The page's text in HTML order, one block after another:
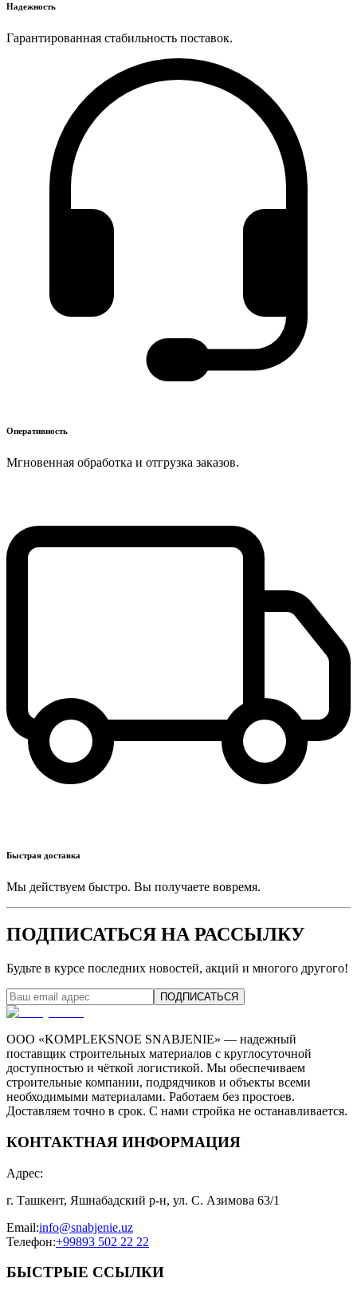
Надежность
Гарантированная стабильность поставок.
Оперативность
Мгновенная обработка и отгрузка заказов.
Быстрая доставка
Мы действуем быстро. Вы получаете вовремя.
ПОДПИСАТЬСЯ НА РАССЫЛКУ
Будьте в курсе последних новостей, акций и многого другого!
ПОДПИСАТЬСЯ
ООО «KOMPLEKSNOE SNABJENIE» — надежный
поставщик строительных материалов с круглосуточной
доступностью и чёткой логистикой. Мы обеспечиваем
строительные компании, подрядчиков и объекты всеми
необходимыми материалами. Работаем без простоев.
Доставляем точно в срок. С нами стройка не останавливается.
КОНТАКТНАЯ ИНФОРМАЦИЯ
Адрес:
г. Ташкент, Яшнабадский р-н, ул. С. Азимова 63/1
Email:info@snabjenie.uz
Телефон:+99893 502 22 22
БЫСТРЫЕ ССЫЛКИ